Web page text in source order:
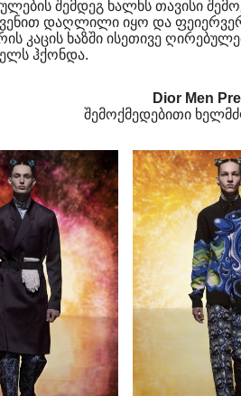
შემდეგ ხალხს თავისი
დაღლილი იყო და
კაცის ხაზში ისეთივე
ჰქონდა.
Dior Men
შემოქმედებითი